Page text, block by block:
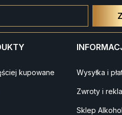
kupowane Wysyłka i
Zwroty i
Sklep